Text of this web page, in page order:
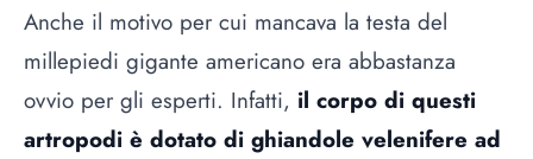
Anche il motivo per cui mancava la testa del
millepiedi gigante americano era abbastanza
ovvio per gli esperti. Infatti, il corpo di questi
artropodi è dotato di ghiandole velenifere ad